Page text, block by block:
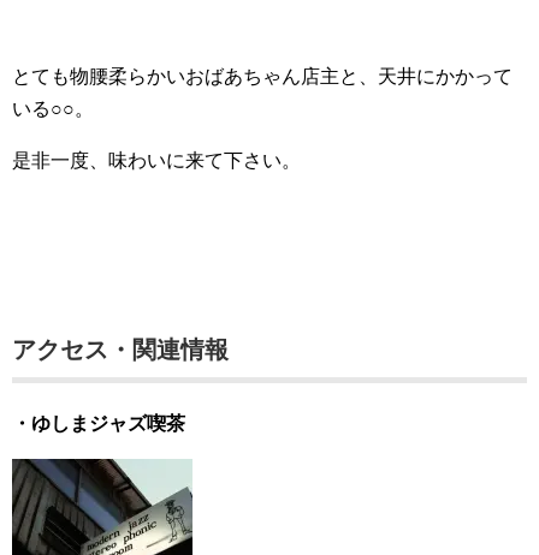
とても物腰柔らかいおばあちゃん店主と、天井にかかって
いる○○。
是非一度、味わいに来て下さい。
アクセス・関連情報
・ゆしまジャズ喫茶